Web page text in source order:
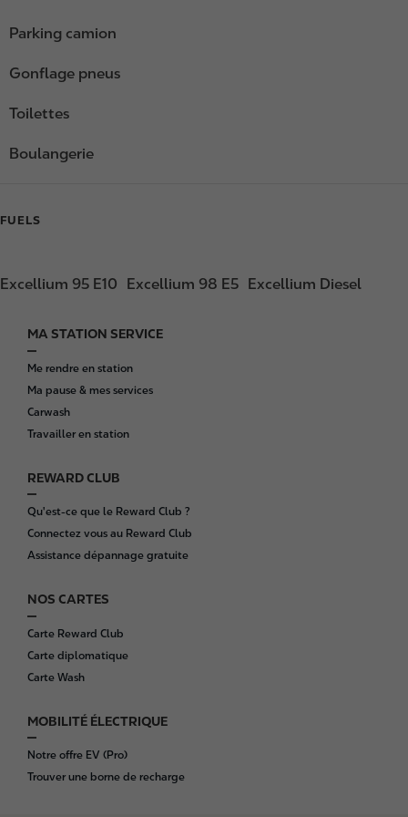
Parking camion
Gonflage pneus
Toilettes
Boulangerie
FUELS
Excellium 95 E10 Excellium 98 E5 Excellium Diesel
F
o
o
t
e
MA STATION SERVICE
Me rendre en station
Ma pause & mes services
Carwash
Travailler en station
REWARD CLUB
Qu'est-ce que le Reward Club ?
Connectez vous au Reward Club
Assistance dépannage gratuite
NOS CARTES
Carte Reward Club
Carte diplomatique
Carte Wash
MOBILITÉ ÉLECTRIQUE
Notre offre EV (Pro)
Trouver une borne de recharge